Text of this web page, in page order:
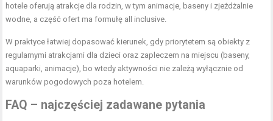
hotele oferują atrakcje dla rodzin, w tym animacje, baseny i zjeżdżalnie
wodne, a część ofert ma formułę all inclusive.
W praktyce łatwiej dopasować kierunek, gdy priorytetem są obiekty z
regularnymi atrakcjami dla dzieci oraz zapleczem na miejscu (baseny,
aquaparki, animacje), bo wtedy aktywności nie zależą wyłącznie od
warunków pogodowych poza hotelem.
FAQ – najczęściej zadawane pytania